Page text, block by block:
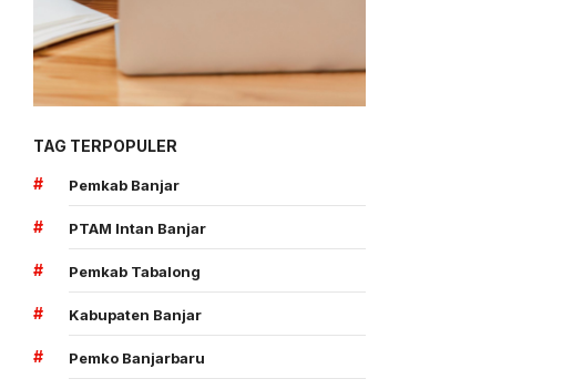
TAG TERPOPULER
#
Pemkab Banjar
# PTAM Intan Banjar
# Pemkab Tabalong
# Kabupaten Banjar
# Pemko Banjarbaru